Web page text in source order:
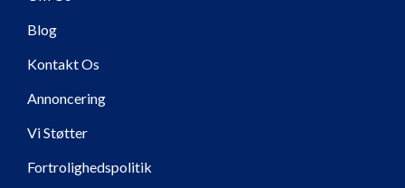
Blog
Kontakt Os
Annoncering
Vi Støtter
Fortrolighedspolitik